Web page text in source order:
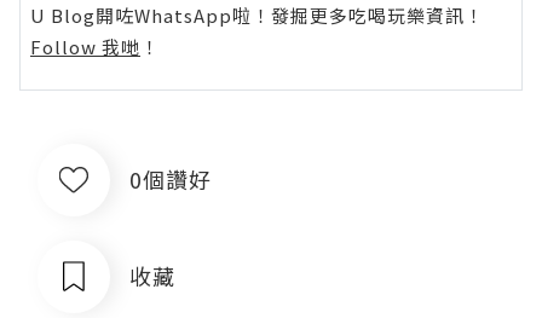
U Blog開咗WhatsApp啦！發掘更多吃喝玩樂資訊！
Follow 我哋 ！
0個讚好
收藏